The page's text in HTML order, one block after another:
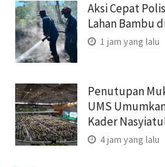
Aksi Cepat
Lahan Bambu
1 jam yang lalu
Penutupan
UMS
Kader
4 jam yang lalu